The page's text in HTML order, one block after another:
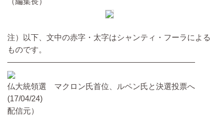
注）以下、文中の赤字・太字はシャンティ・フーラによる
ものです。
————————————————————————
仏大統領選 マクロン氏首位、ルペン氏と決選投票へ
(17/04/24)
配信元）